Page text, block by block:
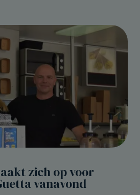
zich op voor
vanavond